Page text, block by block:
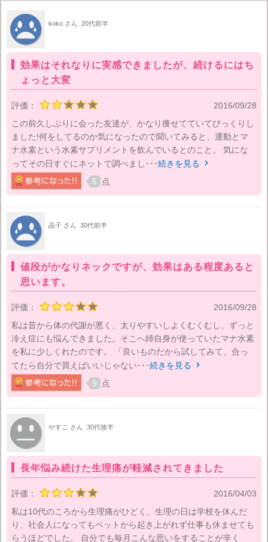
koko さん 20代前半
効果はそれなりに実感できましたが、続けるにはち
ょっと大変
評価：
2016/09/28
この前久しぶりに会った友達が、かなり痩せてていてびっくりし
ました!何をしてるのか気になったので聞いてみると、運動とマ
ナ水素という水素サプリメントを飲んでいるとのこと。 気にな
ってその日すぐにネットで調べまし･･･続きを見る 
5 点
晶子 さん 30代前半
値段がかなりネックですが、効果はある程度あると
思います。
評価：
2016/09/28
私は昔から体の代謝が悪く、太りやすいしよくむくむし、ずっと
冷え症にも悩んできました。そこへ姉自身が使っていたマナ水素
を私に少しくれたのです。 「良いものだから試してみて、合っ
てたら自分で買えばいいじゃない･･･続きを見る 
9 点
やすこ さん 30代後半
長年悩み続けた生理痛が軽減されてきました
評価：
2016/04/03
私は10代のころから生理痛がひどく、生理の日は学校を休んだ
り、社会人になってもベットから起き上がれず仕事も休ませても
らうほどでした。 自分でも毎月こんな思いをすることが辛く